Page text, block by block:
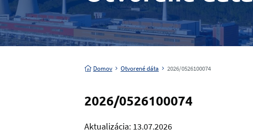
Domov Otvorené dáta 2026/0526100074
2026/0526100074
Aktualizácia: 13.07.2026